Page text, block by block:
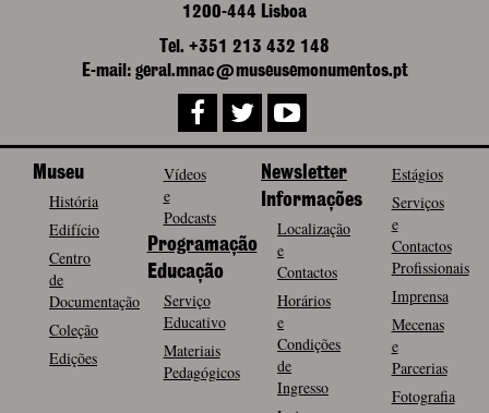
1200-444 Lisboa
Tel. +351 213 432 148
E-mail: geral.mnac@museusemonumentos.pt
Museu
História
Edifício
Centro
de
Documentação
Coleção
Edições
Vídeos
e
Podcasts
Programação
Educação
Serviço
Educativo
Materiais
Pedagógicos
Newsletter
Informações
Localização
e
Contactos
Horários
e
Condições
de
Ingresso
Estágios
Serviços
e
Contactos
Profissionais
Imprensa
Mecenas
e
Parcerias
Fotografia